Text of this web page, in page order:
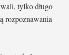
tylko długo
rozpoznawania